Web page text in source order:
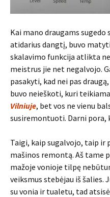
Kai mano draugams
atidarius dangtį, buvo
skalavimo funkcija atlikta
meistrus jie net negalvojo.
pasakyti, kad nei pas
buvo neieškoti, kuri
Vilniuje, bet vos ne vienu
susiremontuoti. Darni pora,
Taigi, kaip sugalvojo, taip ir
mašinos remontą. Aš tame
mažoje vonioje tilpę
veiksmus stebėjau iš šalies.
su vonia ir tualetu, tad